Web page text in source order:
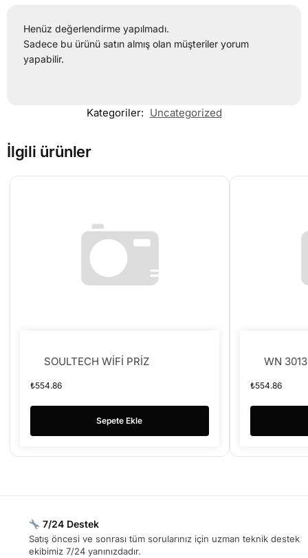
Henüz değerlendirme yapılmadı.
Sadece bu ürünü satın almış olan müşteriler yorum
yapabilir.
Kategoriler: Uncategorized
İlgili ürünler
SOULTECH WİFİ PRİZ
₺554.86
Sepete Ekle
WN
₺554.86
7/24 Destek
Satış öncesi ve sonrası tüm sorularınız için uzman teknik destek
ekibimiz 7/24 yanınızdadır.